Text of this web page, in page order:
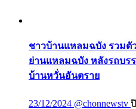
ชาวบ้านแหลมฉบัง รวมตั
ย่านแหลมฉบัง หลังรถบร
บ้านหวั่นอันตราย
23/12/2024 @chonnewstv